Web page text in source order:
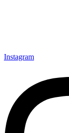
Instagram